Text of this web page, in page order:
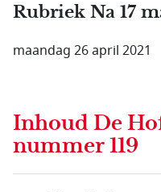
Rubriek Na 17
maandag 26 april 2021
Inhoud De
nummer 119